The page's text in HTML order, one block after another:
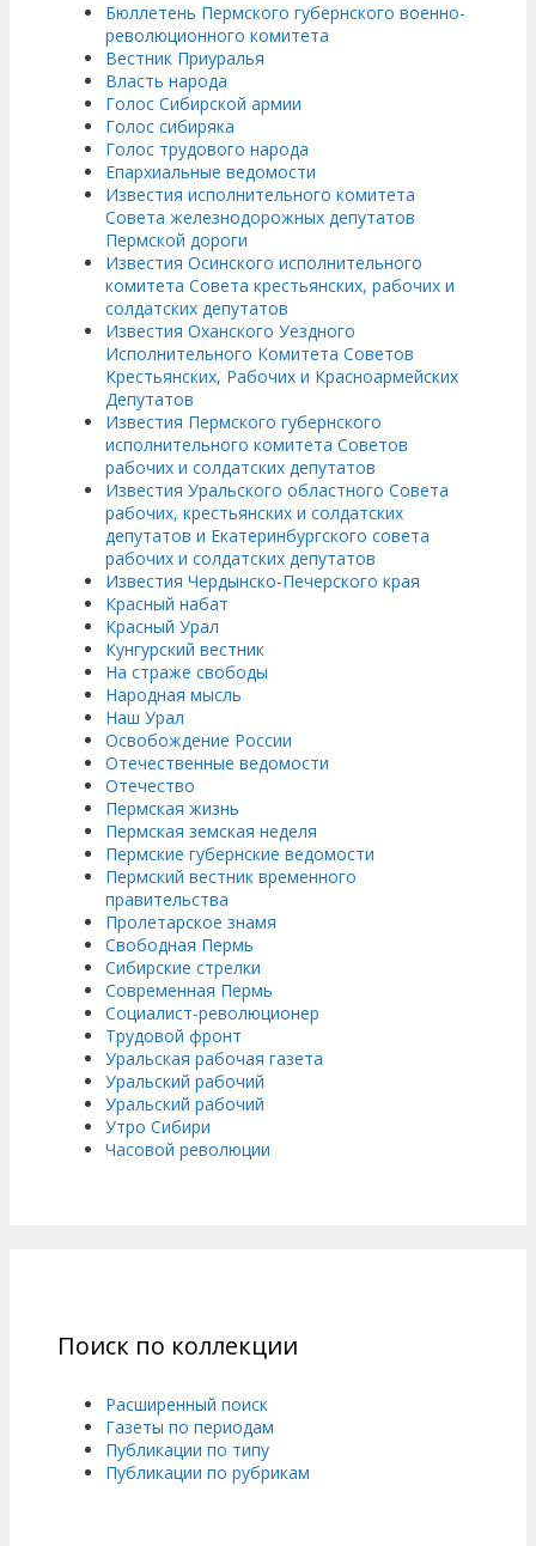
Бюллетень Пермского губернского военно-
революционного комитета
Вестник Приуралья
Власть народа
Голос Сибирской армии
Голос сибиряка
Голос трудового народа
Епархиальные ведомости
Известия исполнительного комитета
Совета железнодорожных депутатов
Пермской дороги
Известия Осинского исполнительного
комитета Совета крестьянских, рабочих и
солдатских депутатов
Известия Оханского Уездного
Исполнительного Комитета Советов
Крестьянских, Рабочих и Красноармейских
Депутатов
Известия Пермского губернского
исполнительного комитета Советов
рабочих и солдатских депутатов
Известия Уральского областного Совета
рабочих, крестьянских и солдатских
депутатов и Екатеринбургского совета
рабочих и солдатских депутатов
Известия Чердынско-Печерского края
Красный набат
Красный Урал
Кунгурский вестник
На страже свободы
Народная мысль
Наш Урал
Освобождение России
Отечественные ведомости
Отечество
Пермская жизнь
Пермская земская неделя
Пермские губернские ведомости
Пермский вестник временного
правительства
Пролетарское знамя
Свободная Пермь
Сибирские стрелки
Современная Пермь
Социалист-революционер
Трудовой фронт
Уральская рабочая газета
Уральский рабочий
Уральский рабочий
Утро Сибири
Часовой революции
Поиск по коллекции
Расширенный поиск
Газеты по периодам
Публикации по типу
Публикации по рубрикам